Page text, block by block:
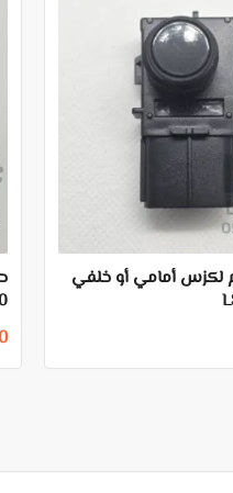
أمامي أو خلفي